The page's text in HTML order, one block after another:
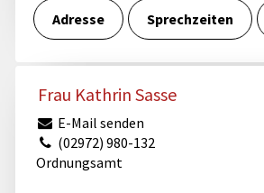
Adresse Sprechzeiten
Frau Kathrin Sasse
E-Mail senden
(02972) 980-132
Ordnungsamt